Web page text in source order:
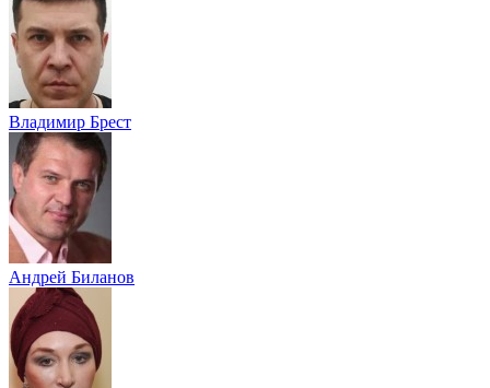
Владимир Брест
Андрей Биланов